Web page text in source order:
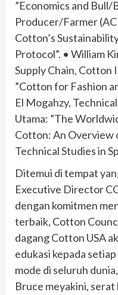
”Economics and Bull/
Producer/Farmer
Cotton’s
Protocol”. • William
Supply Chain,
”Cotton for Fashion
El Mogahzy,
Utama: ”The
Cotton: An Overview
Technical Studies in
Ditemui di tempat
Executive Director
dengan komitmen
terbaik, Cotton
dagang Cotton USA
edukasi kepada
mode di seluruh
Bruce meyakini, serat